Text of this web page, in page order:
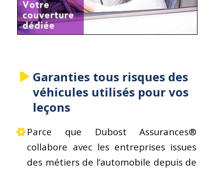
Garanties tous risques des
véhicules utilisés pour vos
leçons
Parce que Dubost Assurances®
collabore avec les entreprises issues
des métiers de l’automobile depuis de